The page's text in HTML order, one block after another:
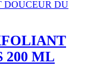
200 ML